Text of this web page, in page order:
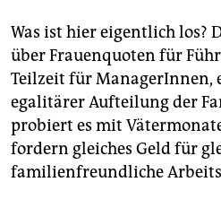
Was ist hier eigentlich los?
über Frauenquoten für
Teilzeit für ManagerInnen,
egalitärer Aufteilung der
probiert es mit
fordern gleiches Geld für
familienfreundliche